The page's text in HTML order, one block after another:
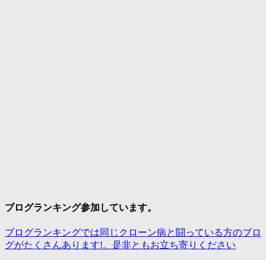
ブログランキング参加しています。
ブログランキングでは同じクローン病と闘っている方のブロ
グがたくさんあります!。是非ともお立ち寄りください